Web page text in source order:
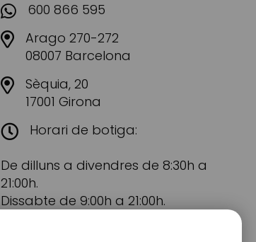
600 866 595
Arago 270-272
08007 Barcelona
Sèquia, 20
17001 Girona
Horari de botiga:
De dilluns a divendres de 8:30h a
21:00h.
Dissabte de 9:00h a 21:00h.